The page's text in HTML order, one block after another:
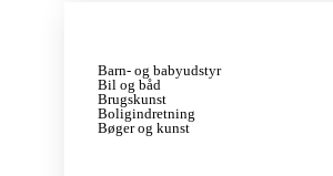
Barn- og babyudstyr
Bil og båd
Brugskunst
Boligindretning
Bøger og kunst